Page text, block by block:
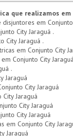
que realizamos em
em Conjunto
City Jaraguá .
City Jaraguá .
em Conjunto City
Conjunto City
.
Jaraguá
City Jaraguá
Jaraguá
City Jaraguá
City Jaraguá
Conjunto City
Jaraguá